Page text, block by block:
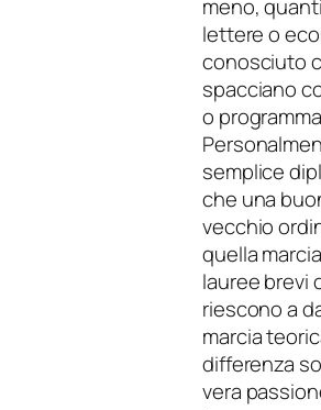
meno,
lettere o
conosciuto
spacciano
o
semplice
che una
vecchio
quella
lauree brevi
riescono a
marcia
differenza
vera